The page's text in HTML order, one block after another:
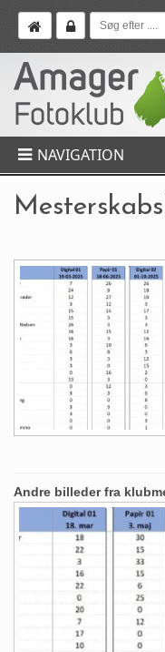
NAVIGATION
Andre billeder fra